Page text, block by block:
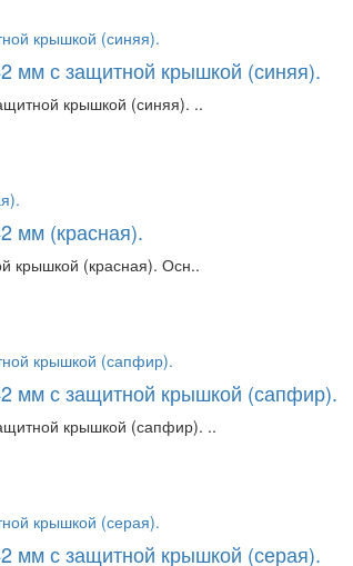
мм с защитной крышкой (синяя).
крышкой (синяя). ..
мм (красная).
крышкой (красная). Осн..
мм с защитной крышкой (сапфир).
крышкой (сапфир). ..
мм с защитной крышкой (серая).